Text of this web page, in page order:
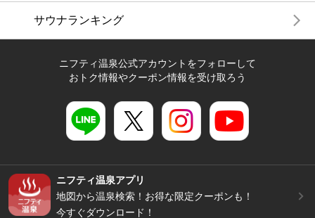
サウナランキング
ニフティ温泉公式アカウントをフォローして
おトク情報やクーポン情報を受け取ろう
ニフティ温泉アプリ
地図から温泉検索！お得な限定クーポンも！
今すぐダウンロード！